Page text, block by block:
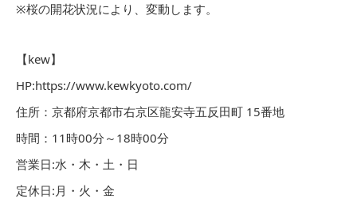
※桜の開花状況により、変動します。
【kew】
HP:https://www.kewkyoto.com/
住所：京都府京都市右京区龍安寺五反田町 15番地
時間：11時00分～18時00分
営業日:水・木・土・日
定休日:月・火・金